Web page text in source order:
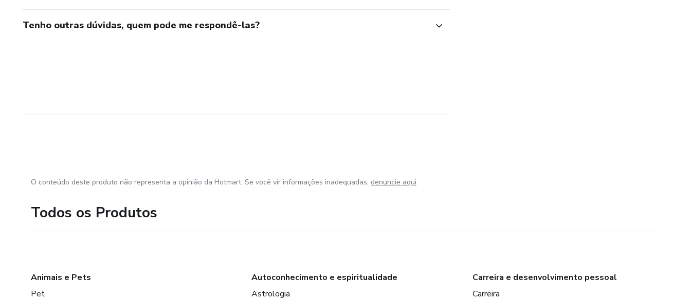
Tenho outras dúvidas, quem pode me respondê-las?
O conteúdo deste produto não representa a opinião da Hotmart. Se você vir informações inadequadas, denuncie aqui
Todos os Produtos
Animais e Pets
Pet
Autoconhecimento e espiritualidade
Astrologia
Carreira e desenvolvimento pessoal
Carreira